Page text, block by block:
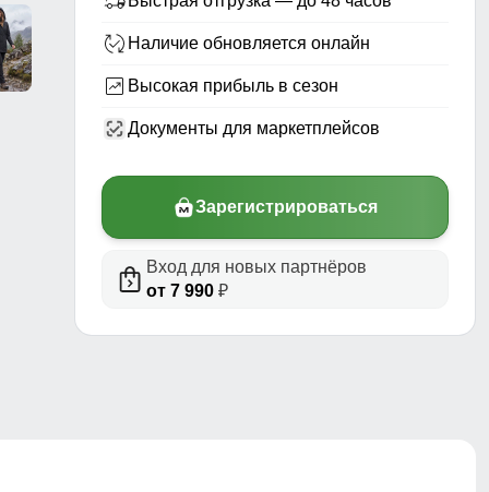
Наличие обновляется онлайн
Высокая прибыль в сезон
Документы для маркетплейсов
Зарегистрироваться
Вход для новых партнёров
от 7 990 ₽